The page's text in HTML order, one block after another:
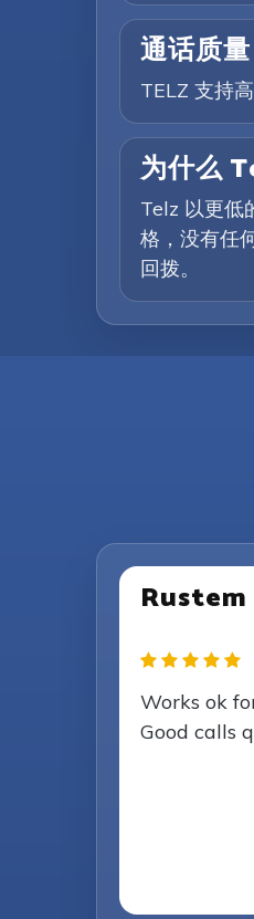
通话质
TELZ 支持
为什么
Telz 以更低
格，没有任
回拨。
Rustem
Works ok
Good calls